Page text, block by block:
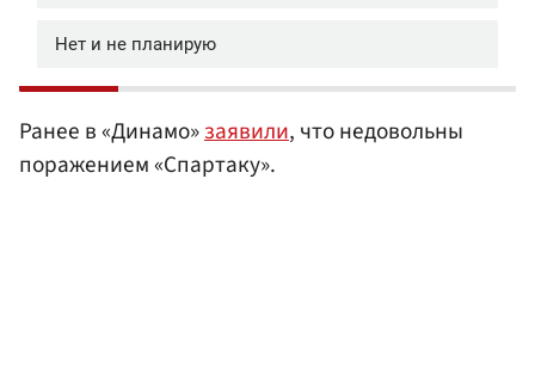
Ранее в «Динамо»заявили, что недовольны
поражением «Спартаку».